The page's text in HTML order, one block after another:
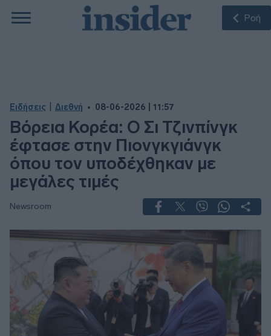
Ροή
Ειδήσεις Διεθνή 08-06-2026 | 11:57
Βόρεια Κορέα: Ο Σι Τζινπίνγκ
έφτασε στην Πιονγκγιάνγκ
όπου τον υποδέχθηκαν με
μεγάλες τιμές
Newsroom